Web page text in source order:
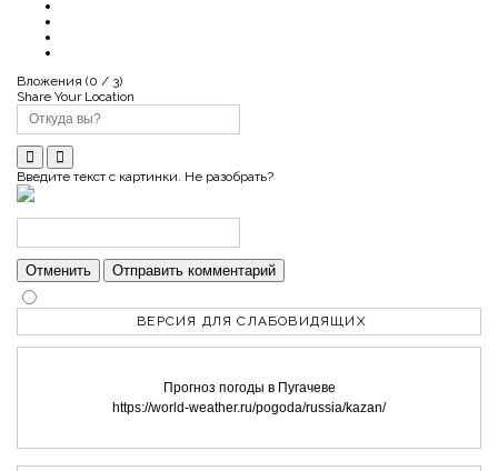
ВЕРСИЯ ДЛЯ СЛАБОВИДЯЩИХ
Прогноз погоды в Пугачеве
https://world-weather.ru/pogoda/russia/kazan/
Вложения (0 / 3)
Share Your Location
Введите текст с картинки. Не разобрать?
Отменить Отправить комментарий